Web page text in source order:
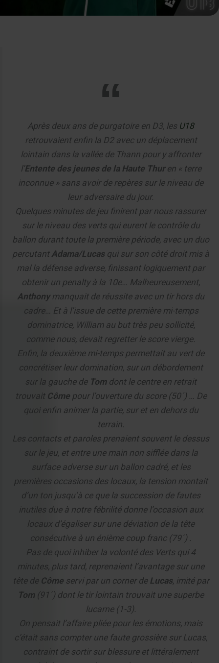
Après deux ans de purgatoire en D3, les U18
retrouvaient enfin la D2 avec un déplacement
lointain dans la vallée de Thann pour y affronter
l’Entente des jeunes de la Haute Thur en « terre
inconnue » sans avoir de repères sur le niveau de
leur adversaire du jour.
Quelques minutes de jeu finirent par nous rassurer
sur le niveau des verts qui eurent le contrôle du
ballon durant toute la première période, avec un duo
percutant Adama/Lucasqui sur son côté droit mis à
mal la défense adverse, finissant logiquement par
obtenir un penalty à la 10e… Malheureusement,
Anthonymanquait de réussite avec un tir hors du
cadre… Et à l’issue de cette première mi-temps
dominatrice, William au but très peu sollicité,
comme nous, devait regretter le score vierge.
Enfin, la deuxième mi-temps permettait au vert de
concrétiser leur domination, sur un débordement
sur la gauche de Tomdont le centre en retrait
trouvait Cômepour l’ouverture du score (50´) … De
quoi enfin animer la partie, sur et en dehors du
terrain.
Les contacts et paroles prenaient souvent le dessus
sur le jeu, et entre une main non sifflée dans la
surface adverse sur un ballon cadré, et les
premières occasions des locaux, la tension montait
d’un ton jusqu’à ce que la succession de fautes
inutiles due à notre fébrilité donne l’occasion aux
locaux d’égaliser sur une déviation de la tête
consécutive à un énième coup franc (79´) .
Pas de quoi inhiber la volonté des Verts qui 4
minutes, plus tard, reprenaient l’avantage sur une
tête de Cômeservi par un corner de Lucas, imité par
Tom(91´) dont le tir lointain trouvait une superbe
lucarne (1-3).
On pensait l’affaire pliée pour les émotions, mais
c’était sans compter une faute grossière sur Lucas,
contraint de sortir sur blessure et littéralement